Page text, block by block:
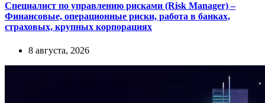
Специалист по управлению рисками (Risk Manager) –
Финансовые, операционные риски, работа в банках,
страховых, крупных корпорациях
8 августа, 2026